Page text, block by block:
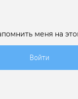
меня на